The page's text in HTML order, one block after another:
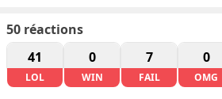
50 réactions
41
LOL
0
WIN
7
FAIL
0
OMG